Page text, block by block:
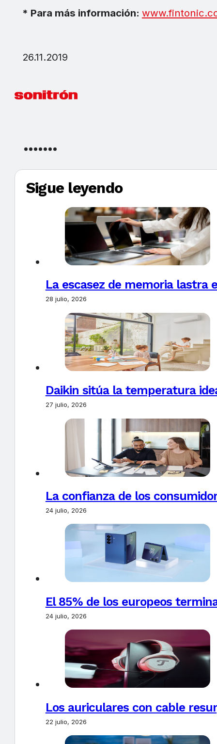
* Para más información:
26.11.2019
Sigue leyendo
La escasez de memoria lastra
28 julio, 2026
Daikin sitúa la temperatura
27 julio, 2026
La confianza de los
24 julio, 2026
El 85% de los europeos
24 julio, 2026
Los auriculares con cable
22 julio, 2026